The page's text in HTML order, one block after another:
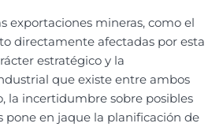
exportaciones mineras, como el
directamente afectadas por esta
estratégico y la
que existe entre ambos
la incertidumbre sobre posibles
pone en jaque la planificación de